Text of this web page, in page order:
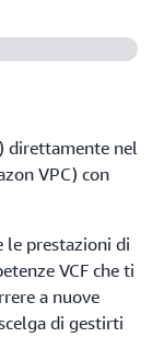
direttamente nel
VPC) con
le prestazioni di
VCF che ti
a nuove
di gestirti